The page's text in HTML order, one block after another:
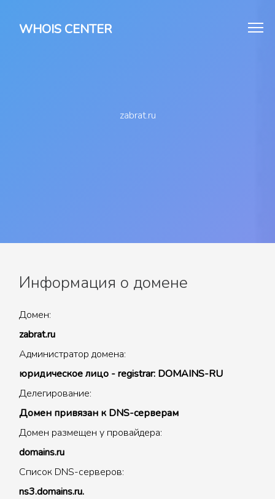
WHOIS CENTER
zabrat.ru
Информация о домене
Домен:
zabrat.ru
Администратор домена:
юридическое лицо - registrar: DOMAINS-RU
Делегирование:
Домен привязан к DNS-серверам
Домен размещен у провайдера:
domains.ru
Список DNS-серверов:
ns3.domains.ru.